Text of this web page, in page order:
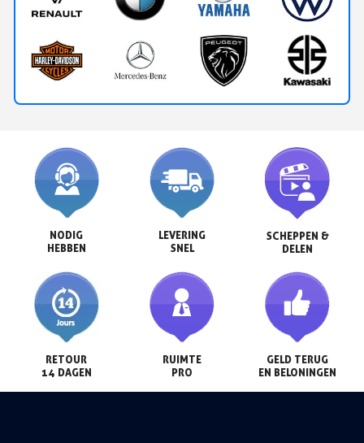
NODIG
HEBBEN
LEVERING
SNEL
SCHEPPEN &
DELEN
RETOUR
14 DAGEN
RUIMTE
PRO
GELD TERUG
EN BELONINGEN